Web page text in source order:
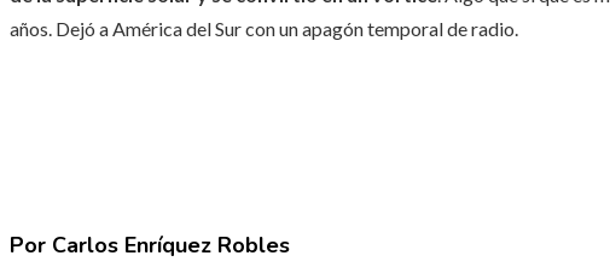
años. Dejó a América del Sur con un apagón temporal de radio.
Por Carlos Enríquez Robles